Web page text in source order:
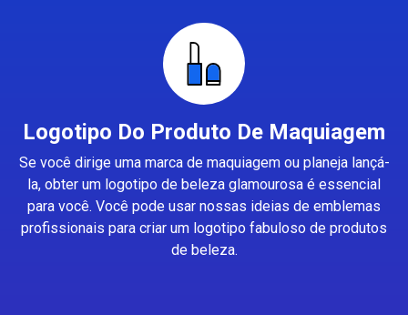
Logotipo Do Produto De Maquiagem
Se você dirige uma marca de maquiagem ou planeja lançá-
la, obter um logotipo de beleza glamourosa é essencial
para você. Você pode usar nossas ideias de emblemas
profissionais para criar um logotipo fabuloso de produtos
de beleza.